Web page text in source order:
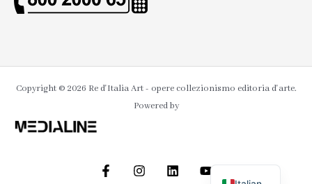
Copyright © 2026 Re d'Italia Art - opere collezionismo editoria d'arte.
Powered by